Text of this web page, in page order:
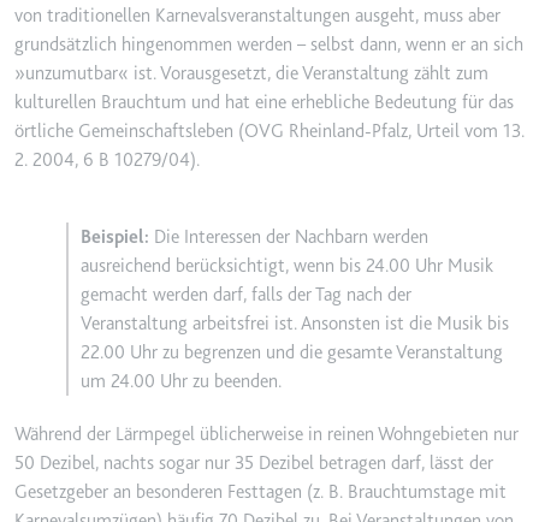
von traditionellen Karnevalsveranstaltungen ausgeht, muss aber
grundsätzlich hingenommen werden – selbst dann, wenn er an sich
»unzumutbar« ist. Vorausgesetzt, die Veranstaltung zählt zum
kulturellen Brauchtum und hat eine erhebliche Bedeutung für das
örtliche Gemeinschaftsleben (OVG Rheinland-Pfalz, Urteil vom 13.
2. 2004, 6 B 10279/04).
Die Interessen der Nachbarn werden
ausreichend berücksichtigt, wenn bis 24.00 Uhr Musik
gemacht werden darf, falls der Tag nach der
Veranstaltung arbeitsfrei ist. Ansonsten ist die Musik bis
22.00 Uhr zu begrenzen und die gesamte Veranstaltung
um 24.00 Uhr zu beenden.
Während der Lärmpegel üblicherweise in reinen Wohngebieten nur
50 Dezibel, nachts sogar nur 35 Dezibel betragen darf, lässt der
Gesetzgeber an besonderen Festtagen (z. B. Brauchtumstage mit